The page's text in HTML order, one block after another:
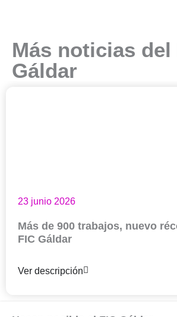
Más noticias del
Gáldar
23 junio 2026
Más de 900 trabajos, nuevo
FIC Gáldar
Ver descripción